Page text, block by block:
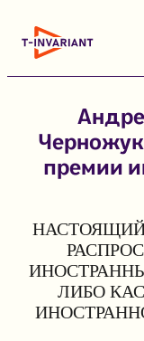
премии
ЛИБО